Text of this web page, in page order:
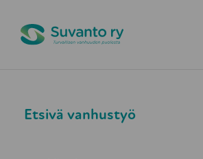
Etsivä vanhustyö